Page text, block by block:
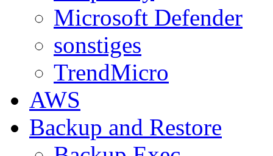
Microsoft Defender
sonstiges
TrendMicro
AWS
Backup and Restore